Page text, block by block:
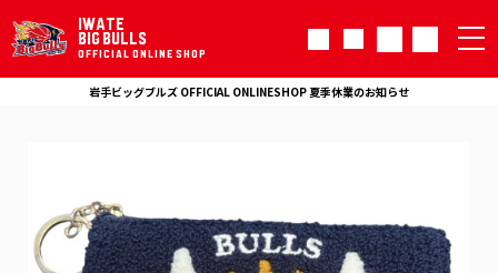
IWATE
BIG BULLS
OFFICIAL ONLINE SHOP
岩手ビッグブルズ OFFICIAL ONLINESHOP 夏季休業のお知らせ